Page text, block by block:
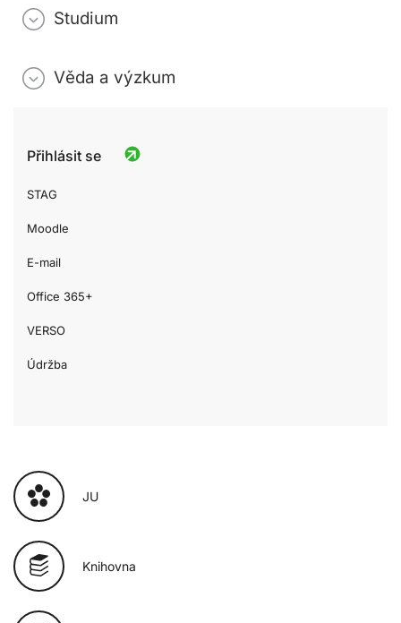
Studium
Věda a výzkum
Přihlásit se
STAG
Moodle
E-mail
Office 365+
VERSO
Údržba
JU
Knihovna